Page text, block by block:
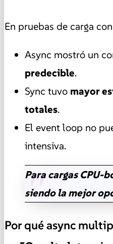
En pruebas de carga
Async mostró un
predecible.
Sync tuvo mayor
totales.
El event loop no
intensiva.
Para cargas CPU-
siendo la mejor
Por qué async